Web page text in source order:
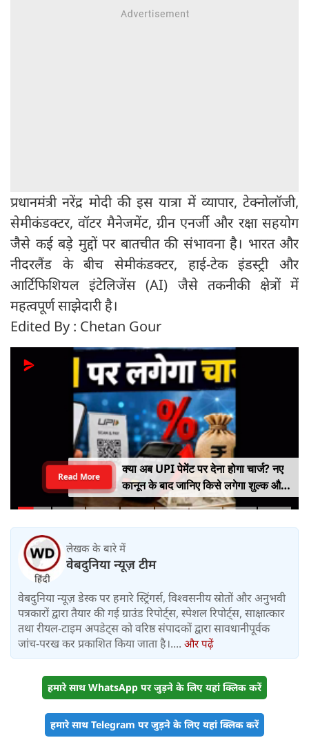
प्रधानमंत्री नरेंद्र मोदी की इस यात्रा में व्यापार, टेक्नोलॉजी,
सेमीकंडक्टर, वॉटर मैनेजमेंट, ग्रीन एनर्जी और रक्षा सहयोग
जैसे कई बड़े मुद्दों पर बातचीत की संभावना है। भारत और
नीदरलैंड के बीच सेमीकंडक्टर, हाई-टेक इंडस्ट्री और
आर्टिफिशियल इंटेलिजेंस (AI) जैसे तकनीकी क्षेत्रों में
महत्वपूर्ण साझेदारी है।
Edited By : Chetan Gour
क्या अब UPI पेमेंट पर देना होगा चार्ज? नए
कानून के बाद जानिए किसे लगेगा शुल्क और
किसे नहीं
Read More
लेखक के बारे में
वेबदुनिया न्यूज़ टीम
वेबदुनिया न्यूज़ डेस्क पर हमारे स्ट्रिंगर्स, विश्वसनीय स्रोतों और अनुभवी
पत्रकारों द्वारा तैयार की गई ग्राउंड रिपोर्ट्स, स्पेशल रिपोर्ट्स, साक्षात्कार
तथा रीयल-टाइम अपडेट्स को वरिष्ठ संपादकों द्वारा सावधानीपूर्वक
जांच-परख कर प्रकाशित किया जाता है।.... और पढ़ें
हमारे साथ WhatsApp पर जुड़ने के लिए यहां क्लिक करें
हमारे साथ Telegram पर जुड़ने के लिए यहां क्लिक करें